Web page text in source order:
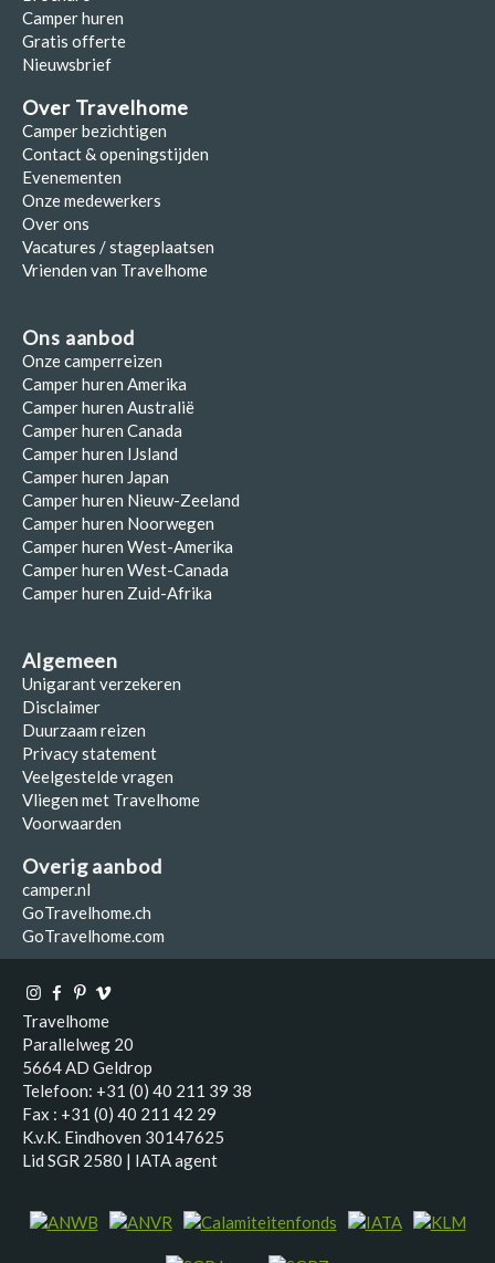
Camper huren
Gratis offerte
Nieuwsbrief
Over Travelhome
Camper bezichtigen
Contact & openingstijden
Evenementen
Onze medewerkers
Over ons
Vacatures / stageplaatsen
Vrienden van Travelhome
Ons aanbod
Onze camperreizen
Camper huren Amerika
Camper huren Australië
Camper huren Canada
Camper huren IJsland
Camper huren Japan
Camper huren Nieuw-Zeeland
Camper huren Noorwegen
Camper huren West-Amerika
Camper huren West-Canada
Camper huren Zuid-Afrika
Algemeen
Unigarant verzekeren
Disclaimer
Duurzaam reizen
Privacy statement
Veelgestelde vragen
Vliegen met Travelhome
Voorwaarden
Overig aanbod
camper.nl
GoTravelhome.ch
GoTravelhome.com
Travelhome
Parallelweg 20
5664 AD Geldrop
Telefoon: +31 (0) 40 211 39 38
Fax : +31 (0) 40 211 42 29
K.v.K. Eindhoven 30147625
Lid SGR 2580 | IATA agent